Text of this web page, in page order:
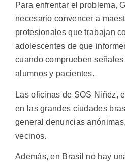
Para enfrentar el problema,
necesario convencer a
profesionales que trabajan
adolescentes de que
cuando comprueben
alumnos y pacientes.
Las oficinas de SOS Niñez,
en las grandes ciudades
general denuncias
vecinos.
Además, en Brasil no hay